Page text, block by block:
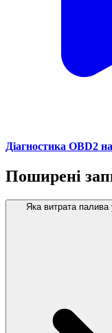
Діагностика OBD2
Поширені
Яка витрата